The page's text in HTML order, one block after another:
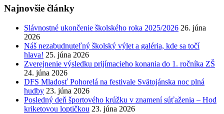
Najnovšie články
Slávnostné ukončenie školského roka 2025/2026 26. júna
2026
Náš nezabudnuteľný školský výlet a galéria, kde sa točí
hlava! 25. júna 2026
Zverejnenie výsledku prijímacieho konania do 1. ročníka ZŠ
24. júna 2026
DFS Mladosť Pohorelá na festivale Svätojánska noc plná
hudby 23. júna 2026
Posledný deň športového krúžku v znamení súťaženia – Hod
kriketovou loptičkou 23. júna 2026